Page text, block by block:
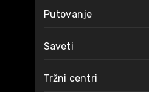
Putovanje
Saveti
Tržni centri